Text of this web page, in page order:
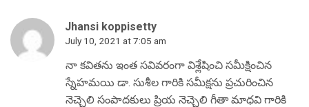
Jhansi koppisetty
July 10, 2021 at 7:05 am
నా కవితను ఇంత సవివరంగా విశ్లేషించి సమీక్షించిన
స్నేహమయి డా. సుశీల గారికి సమీక్షను ప్రచురించిన
నెచ్చెలి సంపాదకులు ప్రియ నెచ్చెలి గీతా మాధవి గారికి